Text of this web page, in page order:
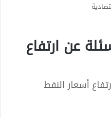
عن ارتفاع
أسعار النفط